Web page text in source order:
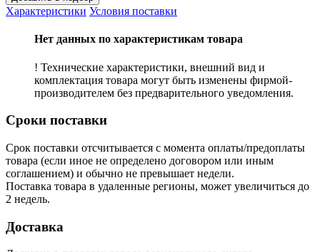
Характеристики Условия поставки
Нет данных по характеристикам товара
! Технические характеристики, внешний вид и
комплектация товара могут быть изменены фирмой-
производителем без предварительного уведомления.
Сроки поставки
Срок поставки отсчитывается с момента оплаты/предоплаты
товара (если иное не определено договором или иным
соглашением) и обычно не превышает недели.
Поставка товара в удаленные регионы, может увеличиться до
2 недель.
Доставка